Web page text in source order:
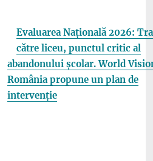
Evaluarea Națională 2026:
către liceu, punctul critic al
abandonului școlar. World
România propune un plan de
intervenție